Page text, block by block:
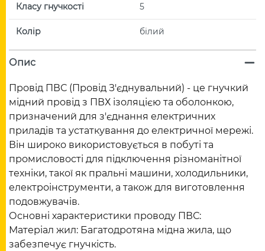
Класу гнучкості 5
Колір білий
Опис
Провід ПВС (Провід З'єднувальний) - це гнучкий
мідний провід з ПВХ ізоляцією та оболонкою,
призначений для з'єднання електричних
приладів та устаткування до електричної мережі.
Він широко використовується в побуті та
промисловості для підключення різноманітної
техніки, такої як пральні машини, холодильники,
електроінструменти, а також для виготовлення
подовжувачів.
Основні характеристики проводу ПВС:
Матеріал жил: Багатодротяна мідна жила, що
забезпечує гнучкість.